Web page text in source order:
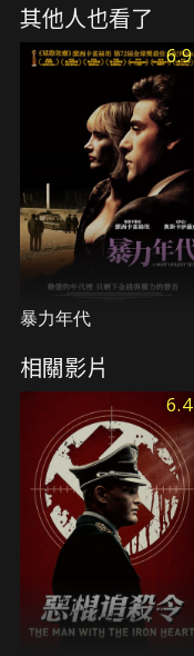
有如海盜般的黑色眼
續在戰場上穿梭…。
其他人也看了
6.9
暴力年代
相關影片
6.4